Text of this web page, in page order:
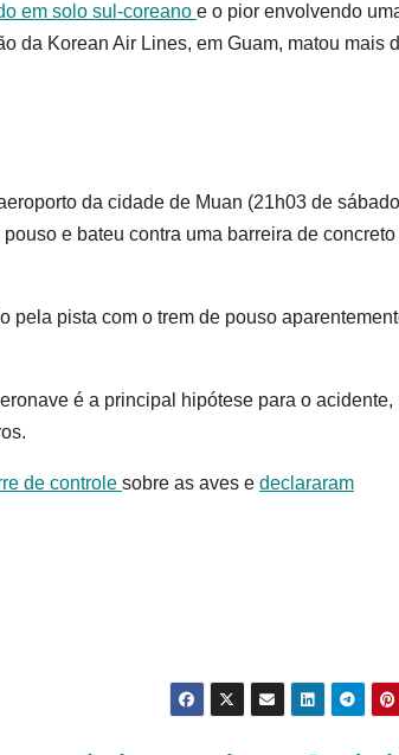
em solo sul-coreano e o pior envolvendo
da Korean Air Lines, em Guam, matou mais
da cidade de Muan (21h03 de
e bateu contra uma barreira de
pela pista com o trem de pouso
é a principal hipótese para o acidente,
de controle sobre as aves e declararam